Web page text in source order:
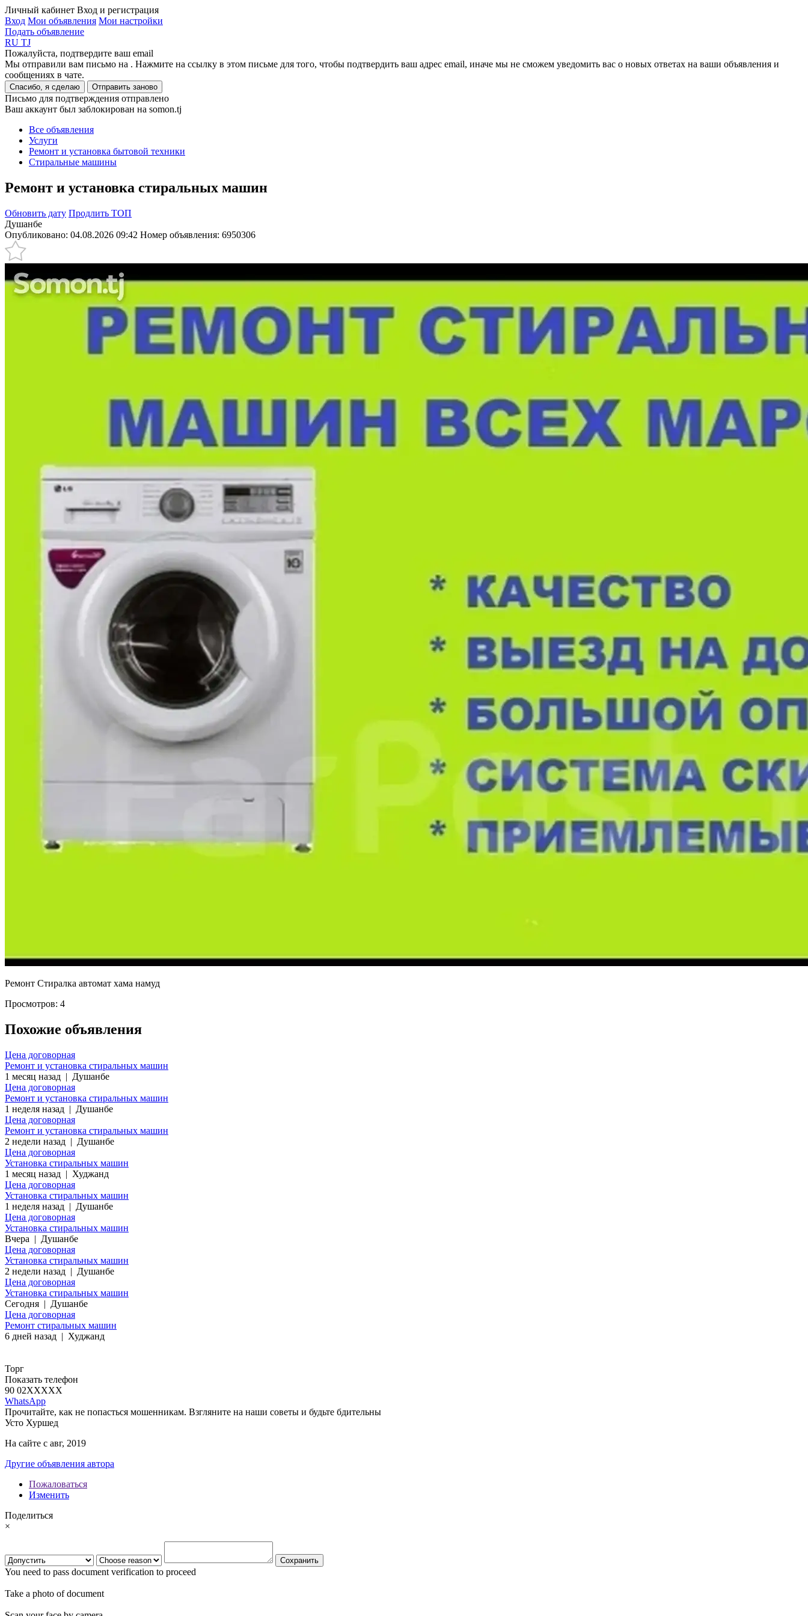
Личный кабинет Вход и регистрация
Вход Мои объявления Мои настройки
Подать объявление
RU TJ
Пожалуйста, подтвердите ваш email
Мы отправили вам письмо на . Нажмите на ссылку в этом письме для того, чтобы подтвердить ваш адрес email, иначе мы не сможем уведомить вас о новых ответах на ваши объявления и
сообщениях в чате.
Спасибо, я сделаю Отправить заново
Письмо для подтверждения отправлено
Ваш аккаунт был заблокирован на somon.tj
Все объявления
Услуги
Ремонт и установка бытовой техники
Стиральные машины
Ремонт и установка стиральных машин
Обновить дату Продлить ТОП
Душанбе
Опубликовано: 04.08.2026 09:42 Номер объявления: 6950306
Ремонт Стиралка автомат хама намуд
Просмотров: 4
Похожие объявления
Цена договорная
Ремонт и установка стиральных машин
1 месяц назад | Душанбе
Цена договорная
Ремонт и установка стиральных машин
1 неделя назад | Душанбе
Цена договорная
Ремонт и установка стиральных машин
2 недели назад | Душанбе
Цена договорная
Установка стиральных машин
1 месяц назад | Худжанд
Цена договорная
Установка стиральных машин
1 неделя назад | Душанбе
Цена договорная
Установка стиральных машин
Вчера | Душанбе
Цена договорная
Установка стиральных машин
2 недели назад | Душанбе
Цена договорная
Установка стиральных машин
Сегодня | Душанбе
Цена договорная
Ремонт стиральных машин
6 дней назад | Худжанд
Торг
Показать телефон
90 02XXXXX
WhatsApp
Прочитайте, как не попасться мошенникам. Взгляните на наши советы и будьте бдительны
Усто Хуршед
На сайте с авг, 2019
Другие объявления автора
Пожаловаться
Изменить
Поделиться
×
You need to pass document verification to proceed
Take a photo of document